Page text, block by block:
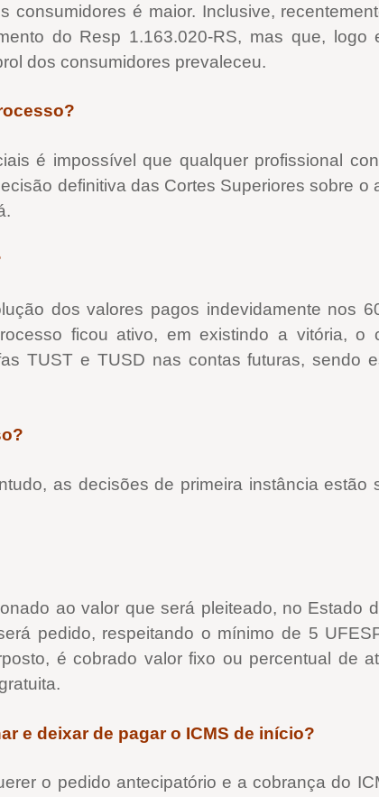
consumidores é maior. Inclusive,
do Resp 1.163.020-RS, mas que,
dos consumidores prevaleceu.
é impossível que qualquer profissional
definitiva das Cortes Superiores sobre
dos valores pagos indevidamente nos
ficou ativo, em existindo a vitória, o
TUST e TUSD nas contas futuras, sendo
as decisões de primeira instância estão
ao valor que será pleiteado, no Estado
pedido, respeitando o mínimo de 5
é cobrado valor fixo ou percentual de
e deixar de pagar o ICMS de início?
o pedido antecipatório e a cobrança do